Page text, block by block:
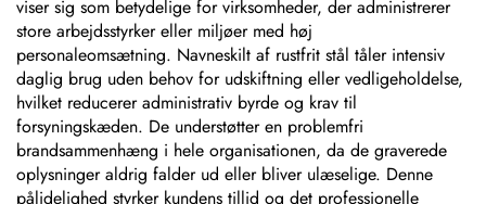
viser sig som betydelige for virksomheder, der administrerer
store arbejdsstyrker eller miljøer med høj
personaleomsætning. Navneskilt af rustfrit stål tåler intensiv
daglig brug uden behov for udskiftning eller vedligeholdelse,
hvilket reducerer administrativ byrde og krav til
forsyningskæden. De understøtter en problemfri
brandsammenhæng i hele organisationen, da de graverede
oplysninger aldrig falder ud eller bliver ulæselige. Denne
pålidelighed styrker kundens tillid og det professionelle